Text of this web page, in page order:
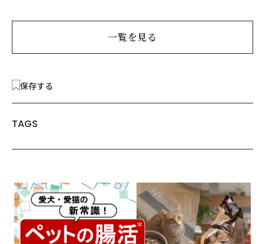
一覧を見る
保存する
TAGS